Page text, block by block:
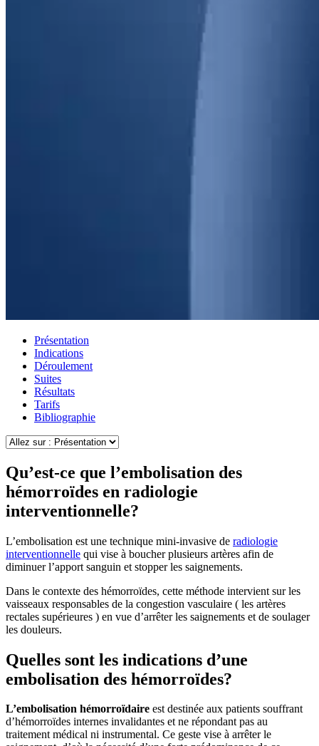
Présentation
Indications
Déroulement
Suites
Résultats
Tarifs
Bibliographie
Qu’est-ce que l’embolisation des
hémorroïdes en radiologie
interventionnelle?
L’embolisation est une technique mini-invasive de radiologie
interventionnelle qui vise à boucher plusieurs artères afin de
diminuer l’apport sanguin et stopper les saignements.
Dans le contexte des hémorroïdes, cette méthode intervient sur les
vaisseaux responsables de la congestion vasculaire ( les artères
rectales supérieures ) en vue d’arrêter les saignements et de soulager
les douleurs.
Quelles sont les indications d’une
embolisation des hémorroïdes?
L’embolisation hémorroïdaire est destinée aux patients souffrant
d’hémorroïdes internes invalidantes et ne répondant pas au
traitement médical ni instrumental. Ce geste vise à arrêter le